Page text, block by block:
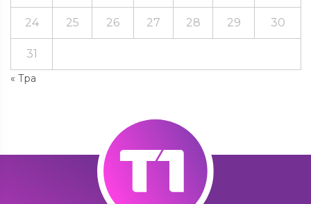
« Тра
24 25 26 27 28 29 30
31